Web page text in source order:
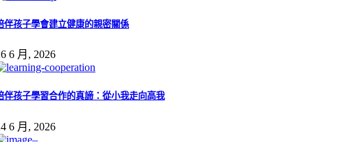
伴孩子學會建立健康的親密關係
6 月, 2026
伴孩子學習合作的真諦：從小我走向高我
6 月, 2026